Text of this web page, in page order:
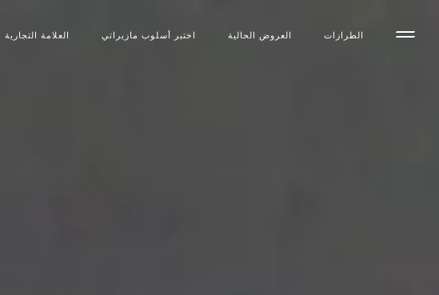
الطرازات العروض الحالية اختبر أسلوب مازیراتي العلامة التجارية